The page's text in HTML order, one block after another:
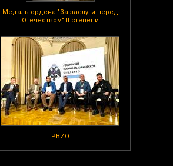
Медаль ордена "За заслуги перед
Отечеством" II степени
РВИО